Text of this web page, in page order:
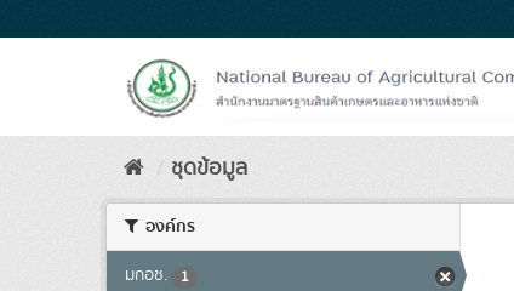
to
ชุดข้อมูล
องค์กร
มกอช. 1